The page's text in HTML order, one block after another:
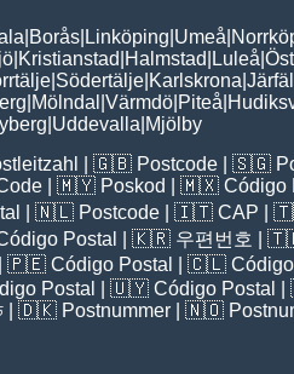
Borås Linköping Umeå
Kristianstad Halmstad Luleå
Södertälje Karlskrona
Mölndal Värmdö Piteå
Uddevalla Mjölby
| 🇬🇧 Postcode | 🇸🇬
| 🇲🇾 Poskod | 🇲🇽 Código
| 🇳🇱 Postcode | 🇮🇹 CAP |
Postal | 🇰🇷 우편번호 |
| 🇵🇪 Código Postal | 🇨🇱
Postal | 🇺🇾 Código Postal
| 🇩🇰 Postnummer | 🇳🇴